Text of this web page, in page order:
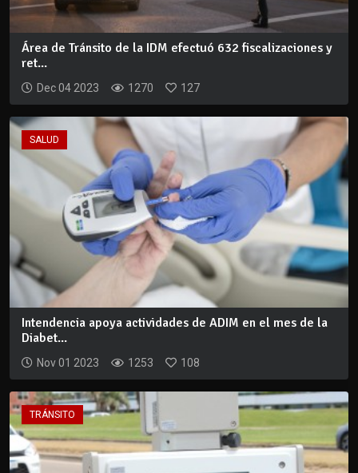
Área de Tránsito de la IDM efectuó 632 fiscalizaciones y
ret...
Dec 04 2023 1270 127
SALUD
Intendencia apoya actividades de ADIM en el mes de la
Diabet...
Nov 01 2023 1253 108
TRÁNSITO